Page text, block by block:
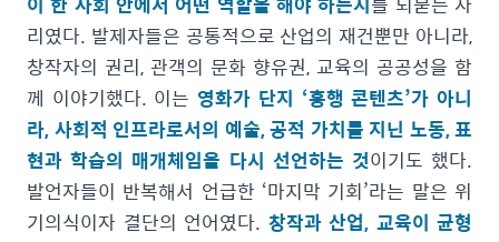
리였다. 발제자들은 공통적으로 산업의 재건뿐만 아니라,
창작자의 권리, 관객의 문화 향유권, 교육의 공공성을 함
께 이야기했다. 이는 영화가 단지 ‘흥행 콘텐츠’가 아니
라, 사회적 인프라로서의 예술, 공적 가치를 지닌 노동, 표
현과 학습의 매개체임을 다시 선언하는 것이기도 했다.
발언자들이 반복해서 언급한 ‘마지막 기회’라는 말은 위
기의식이자 결단의 언어였다. 창작과 산업, 교육이 균형